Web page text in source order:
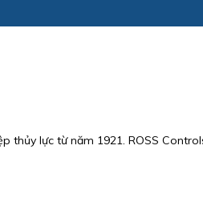
lực từ năm 1921. ROSS